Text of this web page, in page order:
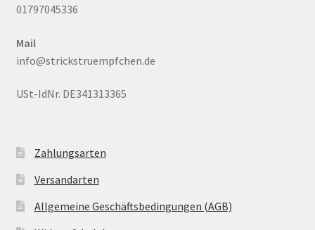
01797045336
Mail
info@strickstruempfchen.de
USt-IdNr. DE341313365
Zahlungsarten
Versandarten
Allgemeine Geschäftsbedingungen (AGB)